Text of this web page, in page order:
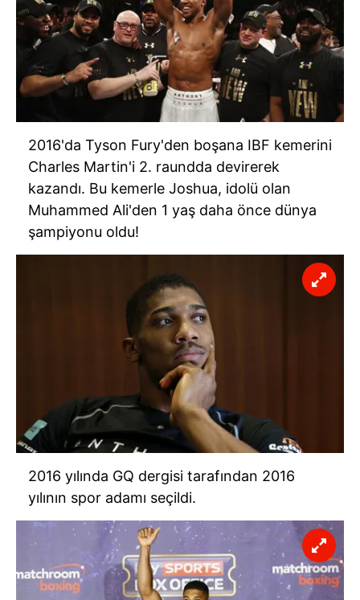
2016'da Tyson Fury'den boşana IBF kemerini
Charles Martin'i 2. raundda devirerek
kazandı. Bu kemerle Joshua, idolü olan
Muhammed Ali'den 1 yaş daha önce dünya
şampiyonu oldu!
2016 yılında GQ dergisi tarafından 2016
yılının spor adamı seçildi.